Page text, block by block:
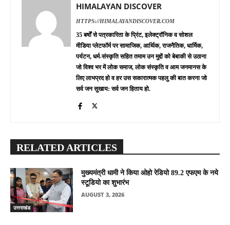
HIMALAYAN DISCOVER
HTTPS://HIMALAYANDISCOVER.COM
35 बर्षों से पत्रकारिता के प्रिंट, इलेक्ट्रॉनिक व सोशल
मीडिया प्लेटफॉर्म पर सामाजिक, आर्थिक, राजनैतिक, धार्मिक,
पर्यटन, धर्म-संस्कृति सहित तमाम उन मुद्दों को बेबाकी से उठाना
जो विश्व भर में लोक समाज, लोक संस्कृति व आम जनमानस के
लिए लाभप्रद हो व हर उस सकारात्मक पहलु की बात करना जो
सर्व जन सुखाय: सर्व जन हिताय हो.
RELATED ARTICLES
उत्तराखंड
मुख्यमंत्री धामी ने किया ओहो रेडियो 89.2 एफएम के नये
स्टूडियो का शुभारंभ
AUGUST 3, 2026